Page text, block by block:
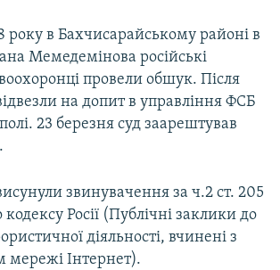
року в Бахчисарайському районі в
Мемедемінова російські
провели обшук. Після
на допит в управління ФСБ
23 березня суд заарештував
звинувачення за ч.2 ст. 205
Росії (Публічні заклики до
діяльності, вчинені з
мережі Інтернет).